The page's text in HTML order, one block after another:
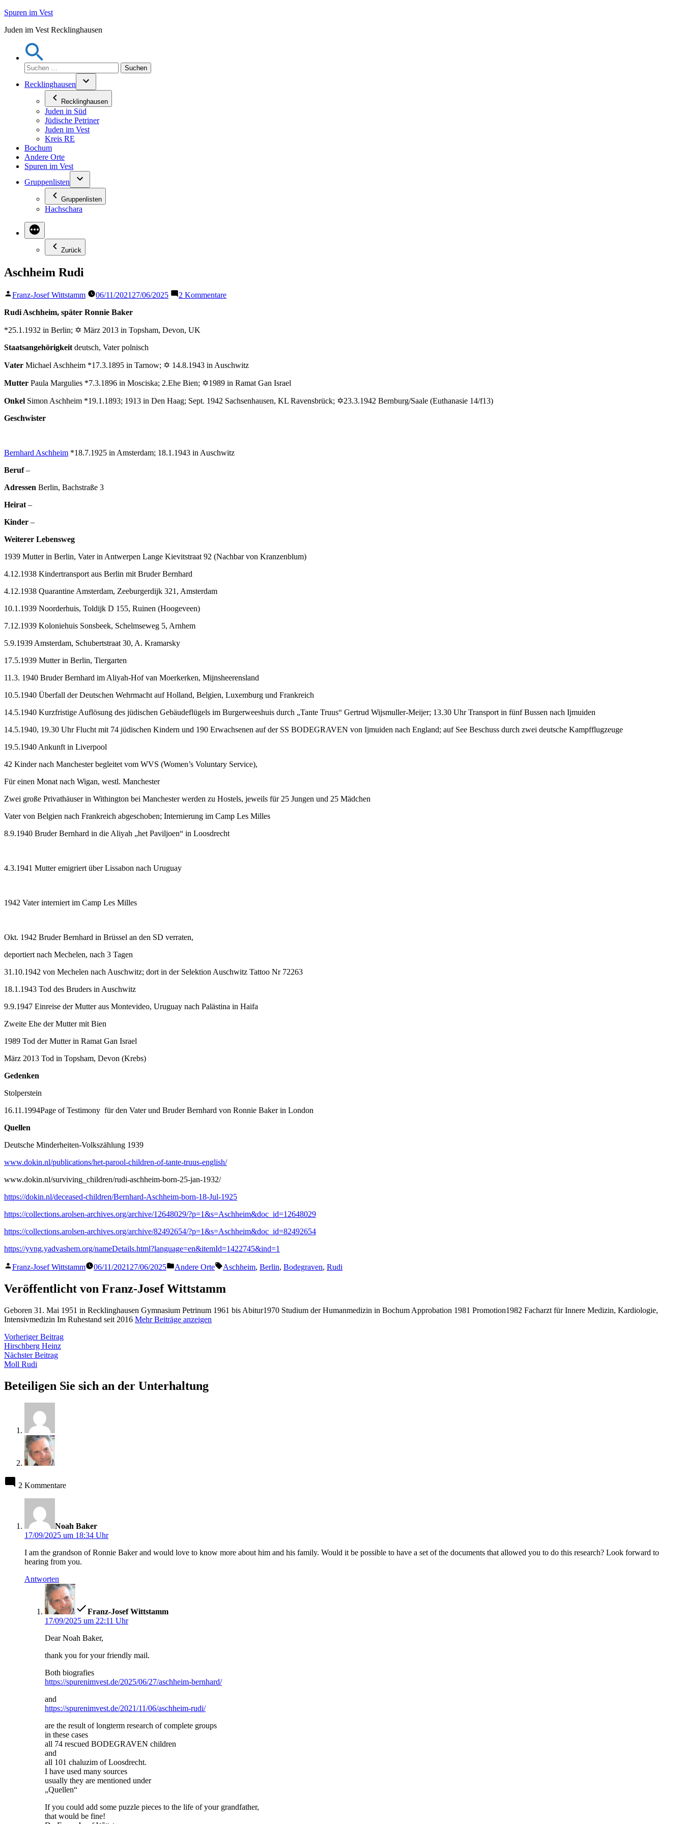
Zum
springen
Spuren im Vest
Juden im Vest Recklinghausen
Suchen
nach:
Recklinghausen
Recklinghausen
Juden in Süd
Jüdische Petriner
Juden im Vest
Kreis RE
Bochum
Andere Orte
Spuren im Vest
Gruppenlisten
Gruppenlisten
Hachschara
Zurück
Aschheim Rudi
Veröffentlicht
Franz-Josef Wittstamm 06/11/2021 27/06/2025 2 Kommentarezu
Rudi Aschheim, später Ronnie Baker
*25.1.1932 in Berlin; ✡ März 2013 in Topsham, Devon, UK
Staatsangehörigkeit deutsch, Vater polnisch
Vater Michael Aschheim *17.3.1895 in Tarnow; ✡ 14.8.1943 in Auschwitz
Mutter Paula Margulies *7.3.1896 in Mosciska; 2.Ehe Bien; ✡1989 in Ramat Gan Israel
Onkel Simon Aschheim *19.1.1893; 1913 in Den Haag; Sept. 1942 Sachsenhausen, KL Ravensbrück; ✡23.3.1942 Bernburg/Saale (Euthanasie 14/f13)
Geschwister
Bernhard Aschheim *18.7.1925 in Amsterdam; 18.1.1943 in Auschwitz
Beruf–
Adressen Berlin, Bachstraße 3
Heirat –
Kinder –
Weiterer Lebensweg
1939 Mutter in Berlin, Vater in Antwerpen Lange Kievitstraat 92 (Nachbar von Kranzenblum)
4.12.1938 Kindertransport aus Berlin mit Bruder Bernhard
4.12.1938 Quarantine Amsterdam, Zeeburgerdijk 321, Amsterdam
10.1.1939 Noorderhuis, Toldijk D 155, Ruinen (Hoogeveen)
7.12.1939 Koloniehuis Sonsbeek, Schelmseweg 5, Arnhem
5.9.1939 Amsterdam, Schubertstraat 30, A. Kramarsky
17.5.1939 Mutter in Berlin, Tiergarten
11.3. 1940 Bruder Bernhard im Aliyah-Hof van Moerkerken, Mijnsheerensland
10.5.1940 Überfall der Deutschen Wehrmacht auf Holland, Belgien, Luxemburg und Frankreich
14.5.1940 Kurzfristige Auflösung des jüdischen Gebäudeflügels im Burgerweeshuis durch „Tante Truus“ Gertrud Wijsmuller-Meijer; 13.30 Uhr Transport in fünf Bussen nach Ijmuiden
14.5.1940, 19.30 Uhr Flucht mit 74 jüdischen Kindern und 190 Erwachsenen auf der SS BODEGRAVEN von Ijmuiden nach England; auf See Beschuss durch zwei deutsche Kampfflugzeuge
19.5.1940 Ankunft in Liverpool
42 Kinder nach Manchester begleitet vom WVS (Women’s Voluntary Service),
Für einen Monat nach Wigan, westl. Manchester
Zwei große Privathäuser in Withington bei Manchester werden zu Hostels, jeweils für 25 Jungen und 25 Mädchen
Vater von Belgien nach Frankreich abgeschoben; Internierung im Camp Les Milles
8.9.1940 Bruder Bernhard in die Aliyah „het Paviljoen“ in Loosdrecht
4.3.1941 Mutter emigriert über Lissabon nach Uruguay
1942 Vater interniert im Camp Les Milles
Okt. 1942 Bruder Bernhard in Brüssel an den SD verraten,
deportiert nach Mechelen, nach 3 Tagen
31.10.1942 von Mechelen nach Auschwitz; dort in der Selektion Auschwitz Tattoo Nr 72263
18.1.1943 Tod des Bruders in Auschwitz
9.9.1947 Einreise der Mutter aus Montevideo, Uruguay nach Palästina in Haifa
Zweite Ehe der Mutter mit Bien
1989 Tod der Mutter in Ramat Gan Israel
März 2013 Tod in Topsham, Devon (Krebs)
Gedenken
Stolperstein
16.11.1994Page of Testimony für den Vater und Bruder Bernhard von Ronnie Baker in London
Quellen
Deutsche Minderheiten-Volkszählung 1939
www.dokin.nl/publications/het-parool-children-of-tante-truus-english/
www.dokin.nl/surviving_children/rudi-aschheim-born-25-jan-1932/
https://dokin.nl/deceased-children/Bernhard-Aschheim-born-18-Jul-1925
https://collections.arolsen-archives.org/archive/12648029/?p=1&s=Aschheim&doc_id=12648029
https://collections.arolsen-archives.org/archive/82492654/?p=1&s=Aschheim&doc_id=82492654
https://yvng.yadvashem.org/nameDetails.html?language=en&itemId=1422745&ind=1
Veröffentlicht
Franz-Josef Wittstamm 06/11/2021 27/06/2025
Veröffentlicht
Andere Orte Schlagwörter:
Aschheim, Berlin, Bodegraven, Rudi
Veröffentlicht von Franz-Josef Wittstamm
Geboren 31. Mai 1951 in Recklinghausen Gymnasium Petrinum 1961 bis Abitur1970 Studium der Humanmedizin in Bochum Approbation 1981 Promotion1982 Facharzt für Innere Medizin, Kardiologie,
Intensivmedizin Im Ruhestand seit 2016 Mehr Beiträge anzeigen
Beitragsnavigation
Vorheriger BeitragVorheriger
Hirschberg Heinz
Nächster BeitragNächster
Moll Rudi
Beteiligen Sie sich an der Unterhaltung
2 Kommentare
Noah Baker
17/09/2025 um 18:34 Uhr
I am the grandson of Ronnie Baker and would love to know more about him and his family. Would it be possible to have a set of the documents that allowed you to do this research? Look forward to
hearing from you.
Antworten
Franz-Josef Wittstamm
17/09/2025 um 22:11 Uhr
Dear Noah Baker,
thank you for your friendly mail.
Both biografies
https://spurenimvest.de/2025/06/27/aschheim-bernhard/
and
https://spurenimvest.de/2021/11/06/aschheim-rudi/
are the result of longterm research of complete groups
in these cases
all 74 rescued BODEGRAVEN children
and
all 101 chaluzim of Loosdrecht.
I have used many sources
usually they are mentioned under
„Quellen“
If you could add some puzzle pieces to the life of your grandfather,
that would be fine!